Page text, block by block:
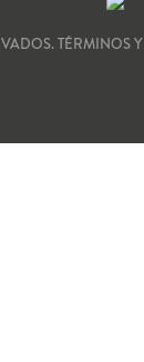
TÉRMINOS Y